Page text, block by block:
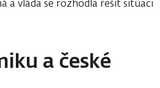
a vláda se rozhodla řešit situaci
a české